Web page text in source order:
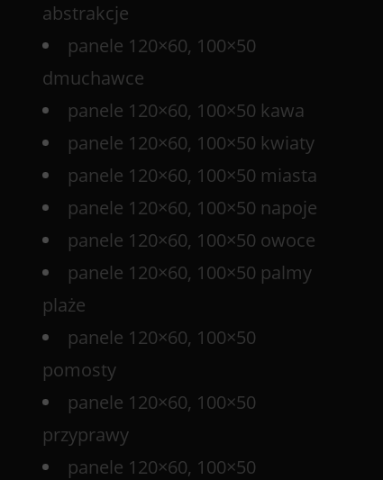
abstrakcje
panele 120×60, 100×50
dmuchawce
panele 120×60, 100×50 kawa
panele 120×60, 100×50 kwiaty
panele 120×60, 100×50 miasta
panele 120×60, 100×50 napoje
panele 120×60, 100×50 owoce
panele 120×60, 100×50 palmy
plaże
panele 120×60, 100×50
pomosty
panele 120×60, 100×50
przyprawy
panele 120×60, 100×50